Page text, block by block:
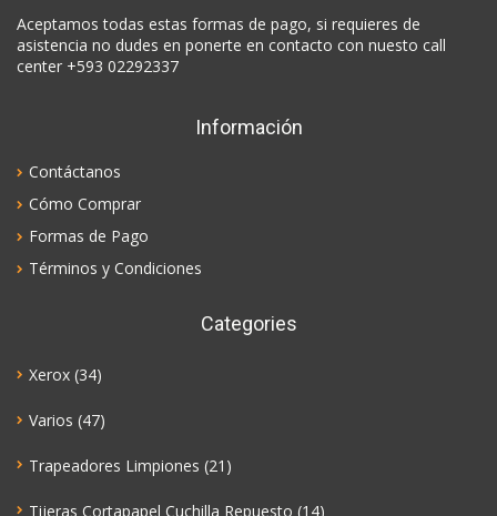
Aceptamos todas estas formas de pago, si requieres de
asistencia no dudes en ponerte en contacto con nuesto call
center +593 02292337
Información
Contáctanos
Cómo Comprar
Formas de Pago
Términos y Condiciones
Categories
Xerox (34)
Varios (47)
Trapeadores Limpiones (21)
Tijeras Cortapapel Cuchilla Repuesto (14)